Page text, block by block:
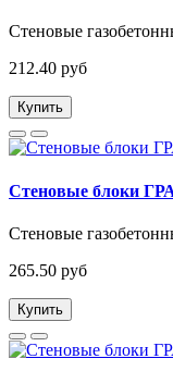
Стеновые
212.40 руб
Купить
Стеновые блоки
Стеновые
265.50 руб
Купить